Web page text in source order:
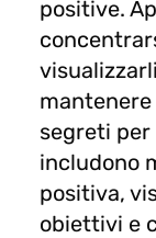
positive.
segreti
includono
positiva,
obiettivi e